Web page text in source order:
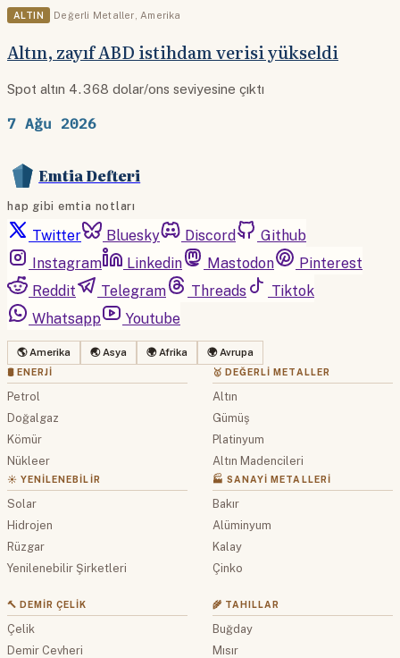
ALTIN Değerli Metaller,Amerika
Altın, zayıf ABD istihdam verisi yükseldi
Spot altın 4.368 dolar/ons seviyesine çıktı
7 Ağu 2026
Emtia Defteri
hap gibi emtia notları
Twitter Bluesky Discord
Github
Instagram
Linkedin Mastodon
Pinterest
Reddit
Telegram Threads
Tiktok
Whatsapp
Youtube
🌎 Amerika 🌏 Asya 🌍 Afrika 🌍 Avrupa
🛢 ENERJI
Petrol
Doğalgaz
Kömür
Nükleer
☀️ YENILENEBILIR
Solar
Hidrojen
Rüzgar
Yenilenebilir Şirketleri
🥇 DEĞERLI METALLER
Altın
Gümüş
Platinyum
Altın Madencileri
🏭 SANAYI METALLERI
Bakır
Alüminyum
Kalay
Çinko
🔨 DEMIR ÇELIK
Çelik
Demir Cevheri
🌾 TAHILLAR
Buğday
Mısır